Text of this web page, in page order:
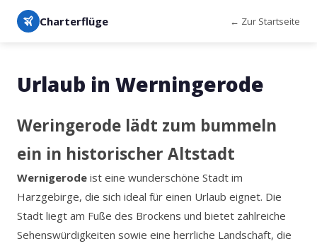
Charterflüge ← Zur Startseite
Urlaub in Werningerode
Weringerode lädt zum bummeln
ein in historischer Altstadt
Wernigerode ist eine wunderschöne Stadt im
Harzgebirge, die sich ideal für einen Urlaub eignet. Die
Stadt liegt am Fuße des Brockens und bietet zahlreiche
Sehenswürdigkeiten sowie eine herrliche Landschaft, die